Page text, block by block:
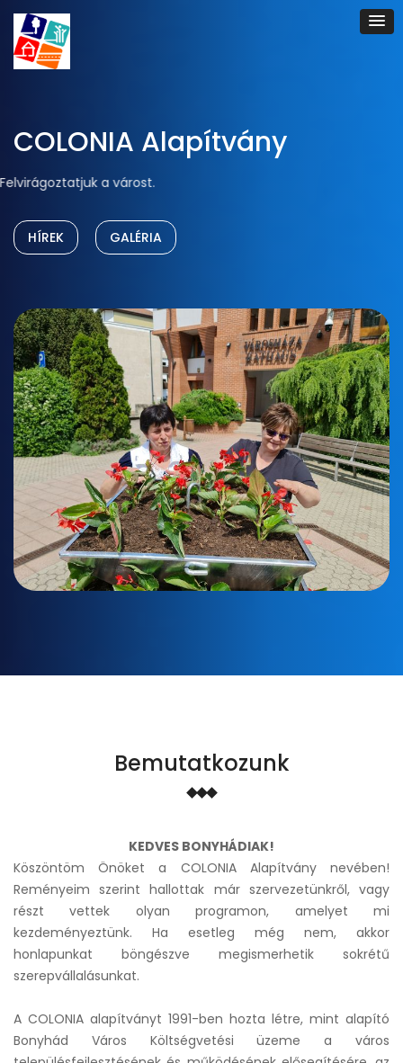
COLONIA Alapítvány
Felvirágoztatjuk a várost.
HÍREK GALÉRIA
Bemutatkozunk
KEDVES BONYHÁDIAK!
Köszöntöm Önöket a COLONIA Alapítvány nevében!
Reményeim szerint hallottak már szervezetünkről, vagy
részt vettek olyan programon, amelyet mi
kezdeményeztünk. Ha esetleg még nem, akkor
honlapunkat böngészve megismerhetik sokrétű
szerepvállalásunkat.
A COLONIA alapítványt 1991-ben hozta létre, mint alapító
Bonyhád Város Költségvetési üzeme a város